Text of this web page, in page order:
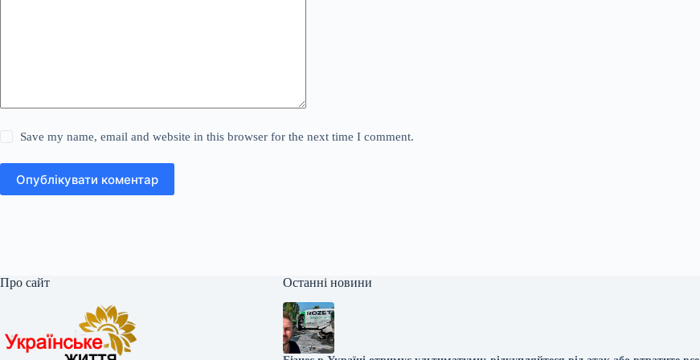
Save my name, email and website in this browser for the next time I comment.
Опублікувати коментар
Про сайт Останні новини